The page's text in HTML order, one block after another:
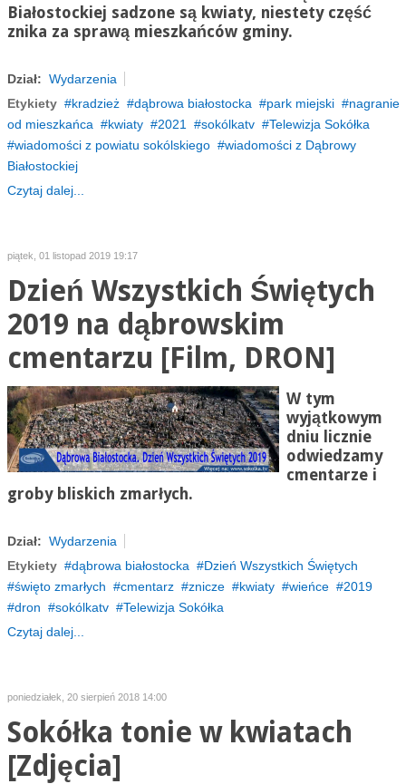
Białostockiej sadzone są kwiaty, niestety część
znika za sprawą mieszkańców gminy.
Dział: Wydarzenia
Etykiety
kradzież dąbrowa białostocka park miejski
nagranie
od mieszkańca
kwiaty 2021 sokólkatv
Telewizja Sokółka
wiadomości z powiatu sokólskiego
wiadomości z Dąbrowy
Białostockiej
Czytaj dalej...
piątek, 01 listopad 2019 19:17
Dzień Wszystkich Świętych
2019 na dąbrowskim
cmentarzu [Film, DRON]
W tym
wyjątkowym
dniu licznie
odwiedzamy
cmentarze i
groby bliskich zmarłych.
Dział: Wydarzenia
Etykiety
dąbrowa białostocka
Dzień Wszystkich Świętych
święto zmarłych
cmentarz znicze kwiaty wieńce
2019
dron
sokólkatv
Telewizja Sokółka
Czytaj dalej...
poniedziałek, 20 sierpień 2018 14:00
Sokółka tonie w kwiatach
[Zdjęcia]